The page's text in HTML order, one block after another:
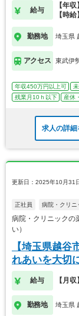
給与
【年
【時
勤務地 埼玉県
アクセス 東武伊
年収450万円以上可
残業月10ｈ以下
産休
求人の詳細
更新日：2025年10月31
正社員 病院・クリニ
病院・クリニック
い）
【埼玉県越
れあいを大切
給与 【月
勤務地 埼玉県